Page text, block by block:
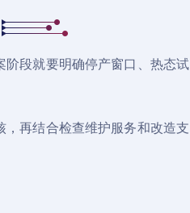
段就要明确停产窗口、热态试
再结合检查维护服务和改造支